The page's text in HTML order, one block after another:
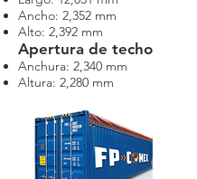
Ancho: 2,352 mm
Alto: 2,392 mm
Apertura de techo
Anchura: 2,340 mm
Altura: 2,280 mm